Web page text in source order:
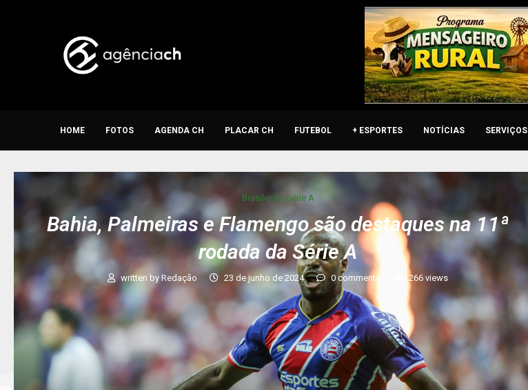
HOME FOTOS AGENDA CH PLACAR CH FUTEBOL + ESPORTES NOTÍCIAS SERVIÇOS
Brasileirão Série A
Bahia, Palmeiras e Flamengo são destaques na 11ª
rodada da Série A
written byRedação 23 de junho de 2024 0 comments 266 views